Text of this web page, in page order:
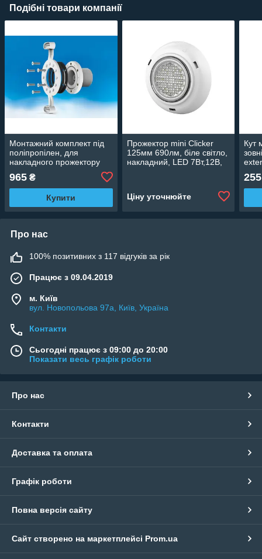
Подібні товари компанії
Монтажний комплект під
поліпропілен, для
накладного прожектору
965 ₴
Купити
Прожектор mini Clicker
125мм 690лм, біле світло,
накладний, LED 7Вт,12В,
Ціну уточнюйте
Кут
255
Про нас
100% позитивних з 117 відгуків за рік
Працює з 09.04.2019
м. Київ
вул. Новопольова 97а, Київ, Україна
Контакти
Сьогодні працює з 09:00 до 20:00
Показати весь графік роботи
Про нас
Контакти
Доставка та оплата
Графік роботи
Повна версія сайту
Сайт створено на маркетплейсі Prom.ua